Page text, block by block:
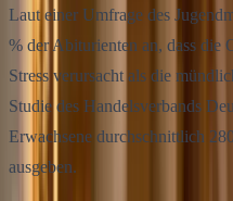
Laut einer Umfrage des
% der Abiturienten an, dass
Stress verursacht als die
Studie des Handelsverbands
Erwachsene durchschnittlich
ausgeben.